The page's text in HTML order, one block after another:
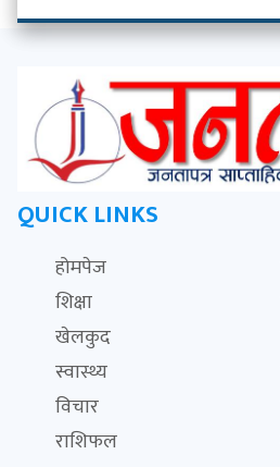
QUICK LINKS
होमपेज
शिक्षा
खेलकुद
स्वास्थ्य
विचार
राशिफल